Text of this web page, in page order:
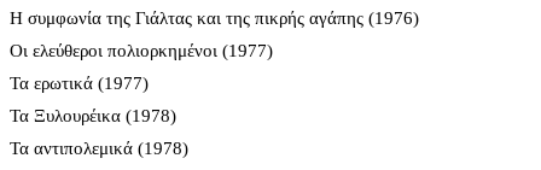
Η συμφωνία της Γιάλτας και της πικρής αγάπης (1976)
Οι ελεύθεροι πολιορκημένοι (1977)
Τα ερωτικά (1977)
Τα Ξυλουρέικα (1978)
Τα αντιπολεμικά (1978)